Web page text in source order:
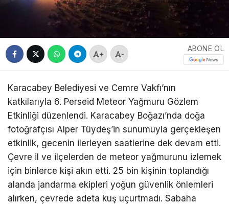
+ -
ABONE OL
Karacabey Belediyesi ve Cemre Vakfı’nın
katkılarıyla 6. Perseid Meteor Yağmuru Gözlem
Etkinliği düzenlendi. Karacabey Boğazı’nda doğa
fotoğrafçısı Alper Tüydeş’in sunumuyla gerçekleşen
etkinlik, gecenin ilerleyen saatlerine dek devam etti.
Çevre il ve ilçelerden de meteor yağmurunu izlemek
için binlerce kişi akın etti. 25 bin kişinin toplandığı
alanda jandarma ekipleri yoğun güvenlik önlemleri
alırken, çevrede adeta kuş uçurtmadı. Sabaha